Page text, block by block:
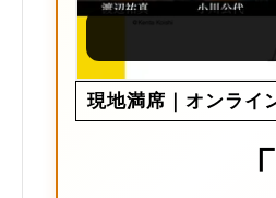
現地満席｜オンライ